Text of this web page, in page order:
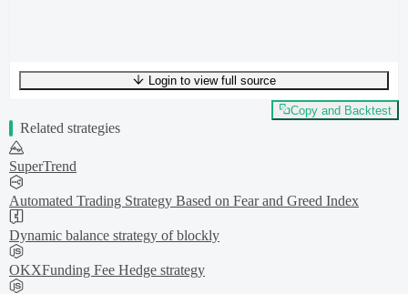
UTF-8270 bytes41 words0 linesLn 1,Col 0
Login to view full source
Copy and Backtest
Related strategies
SuperTrend
Automated Trading Strategy Based on Fear and Greed Index
Dynamic balance strategy of blockly
OKXFunding Fee Hedge strategy